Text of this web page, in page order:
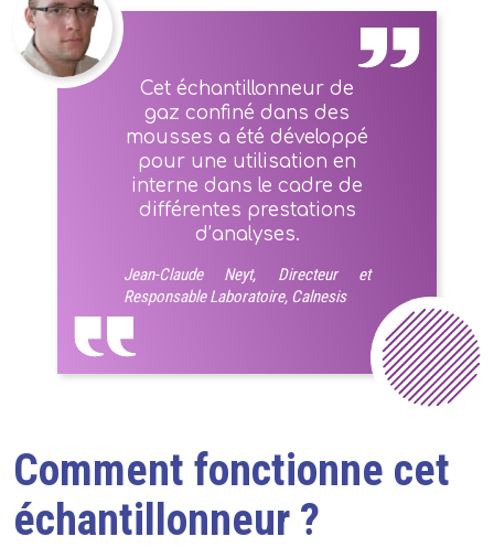
Cet échantillonneur de
gaz confiné dans des
mousses a été développé
pour une utilisation en
interne dans le cadre de
différentes prestations
d’analyses.
Jean-Claude Neyt, Directeur et
Responsable Laboratoire, Calnesis
Comment fonctionne cet
échantillonneur ?